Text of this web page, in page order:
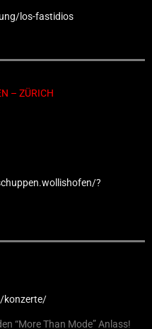
los-fastidios
– ZÜRICH
?
konzerte/
“More Than Mode” Anlass!